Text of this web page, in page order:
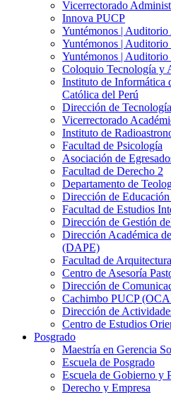
Vicerrectorado
Innova PUCP
Yuntémonos | Auditorio
Yuntémonos | Auditorio
Yuntémonos | Auditorio
Coloquio Tecnología y
Instituto de Informática
Católica del Perú
Dirección de
Vicerrectorado
Instituto de
Facultad de Psicología
Asociación de
Facultad de Derecho 2
Departamento de
Dirección de
Facultad de Estudios
Dirección de Gestión
Dirección Académica
(DAPE)
Facultad de
Centro de Asesoría
Dirección de
Cachimbo PUCP
Dirección de
Centro de Estudios
Posgrado
Maestría en Gerencia
Escuela de Posgrado
Escuela de Gobierno y
Derecho y Empresa